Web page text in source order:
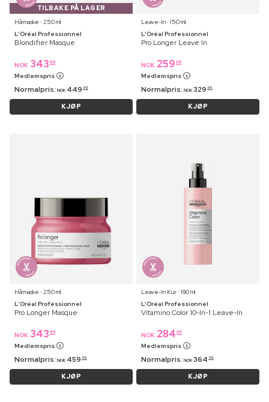
TILBAKE PÅ LAGER
Hårmaske ⋅ 250 ml
L'Oréal Professionnel
Blondifier Masque
NOK 343 95
Medlemspris
Normalpris: NOK 449 95
KJØP
Leave-In ⋅ 150 ml
L'Oréal Professionnel
Pro Longer Leave In
NOK 259 95
Medlemspris
Normalpris: NOK 329 95
KJØP
Hårmaske ⋅ 250 ml
L'Oréal Professionnel
Pro Longer Masque
NOK 343 95
Medlemspris
Normalpris: NOK 459 95
KJØP
Leave-In Kur ⋅ 190 ml
L'Oréal Professionnel
Vitamino Color 10-In-1 Leave-In
NOK 284 95
Medlemspris
Normalpris: NOK 364 95
KJØP